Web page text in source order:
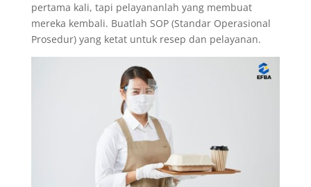
pertama kali, tapi pelayananlah yang membuat
mereka kembali. Buatlah SOP (Standar Operasional
Prosedur) yang ketat untuk resep dan pelayanan.